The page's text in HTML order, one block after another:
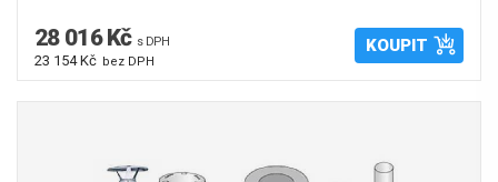
28 016 Kč s DPH
23 154 Kč bez DPH
KOUPIT